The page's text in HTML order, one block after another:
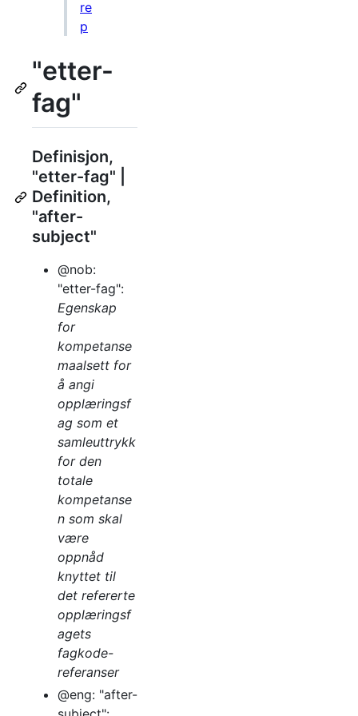
re
p
"etter-
fag"
Definisjon,
"etter-fag" |
Definition,
"after-
subject"
@nob:
"etter-fag":
Egenskap
for
kompetanse
maalsett for
å angi
opplæringsf
ag som et
samleuttrykk
for den
totale
kompetanse
n som skal
være
oppnåd
knyttet til
det refererte
opplæringsf
agets
fagkode-
referanser
@eng: "after-